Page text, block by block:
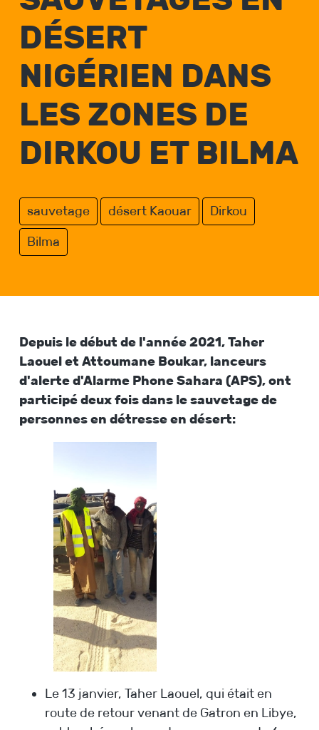
DÉSERT
NIGÉRIEN DANS
LES ZONES DE
DIRKOU ET BILMA
sauvetage désert Kaouar
Dirkou
Bilma
Depuis le début de l'année 2021, Taher
Laouel et Attoumane Boukar, lanceurs
d'alerte d'Alarme Phone Sahara (APS), ont
participé deux fois dans le sauvetage de
personnes en détresse en désert:
Le 13 janvier, Taher Laouel, qui était en
route de retour venant de Gatron en Libye,